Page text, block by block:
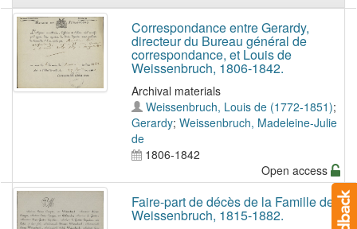
Correspondance entre Gerardy,
directeur du Bureau général de
correspondance, et Louis de
Weissenbruch, 1806-1842.
Archival materials
Weissenbruch, Louis de (1772-1851);
Gerardy; Weissenbruch, Madeleine-Julie
de
1806-1842
Open access
Faire-part de décès de la Famille de
Weissenbruch, 1815-1882.